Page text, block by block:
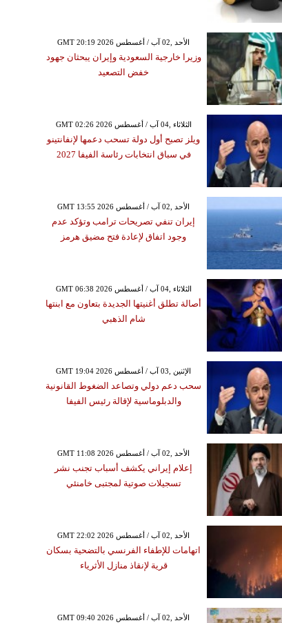
GMT 20:19 2026 الأحد ,02 آب / أغسطس
وزيرا خارجية السعودية وإيران يبحثان جهود
خفض التصعيد
GMT 02:26 2026 الثلاثاء ,04 آب / أغسطس
ويلز تصبح أول دولة تسحب دعمها لإنفانتينو
في سباق انتخابات رئاسة الفيفا 2027
GMT 13:55 2026 الأحد ,02 آب / أغسطس
إيران تنفي تصريحات ترامب وتؤكد عدم
وجود اتفاق لإعادة فتح مضيق هرمز
GMT 06:38 2026 الثلاثاء ,04 آب / أغسطس
أصالة تطلق أغنيتها الجديدة بتعاون مع ابنتها
شام الذهبي
GMT 19:04 2026 الإثنين ,03 آب / أغسطس
سحب دعم دولي وتصاعد الضغوط القانونية
والدبلوماسية لإقالة رئيس الفيفا
GMT 11:08 2026 الأحد ,02 آب / أغسطس
إعلام إيراني يكشف أسباب تجنب نشر
تسجيلات صوتية لمجتبى خامنئي
GMT 22:02 2026 الأحد ,02 آب / أغسطس
اتهامات للإطفاء الفرنسي بالتضحية بسكان
قرية لإنقاذ منازل الأثرياء
GMT 09:40 2026 الأحد ,02 آب / أغسطس